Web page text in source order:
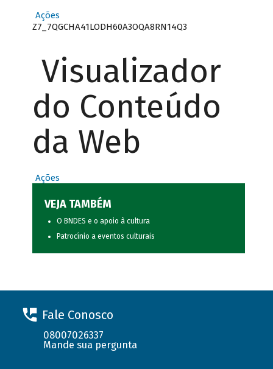
Ações
Z7_7QGCHA41LODH60A3OQA8RN14Q3
Visualizador
do Conteúdo
da Web
Ações
VEJA TAMBÉM
O BNDES e o apoio à cultura
Patrocínio a eventos culturais
Fale Conosco
08007026337
Mande sua pergunta